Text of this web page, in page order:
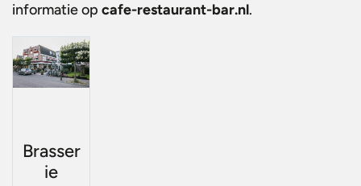
informatie op cafe-restaurant-bar.nl.
Brasser
ie